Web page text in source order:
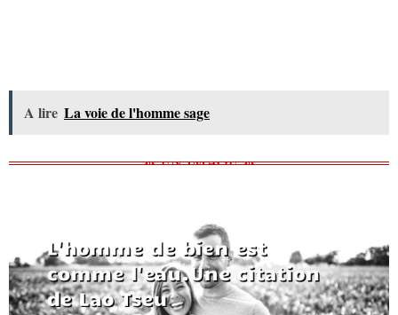
A lire La voie de l'homme sage